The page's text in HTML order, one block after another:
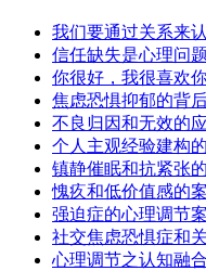
我们要通过关系来
信任缺失是心理问
你很好，我很喜欢你
焦虑恐惧抑郁的背
不良归因和无效的
个人主观经验建构
镇静催眠和抗紧张
愧疚和低价值感的
强迫症的心理调节
社交焦虑恐惧症和
心理调节之认知融